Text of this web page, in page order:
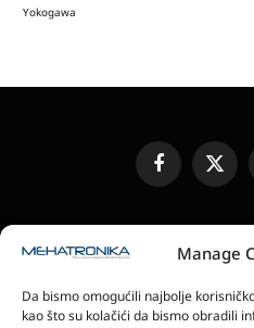
Manage
Da bismo omogućili najbolje
kao što su kolačići da bismo obradili
Yokogawa
FacebookX
SLANJE JEDINICA ZA
ELEKTRONSKA IZDANJA